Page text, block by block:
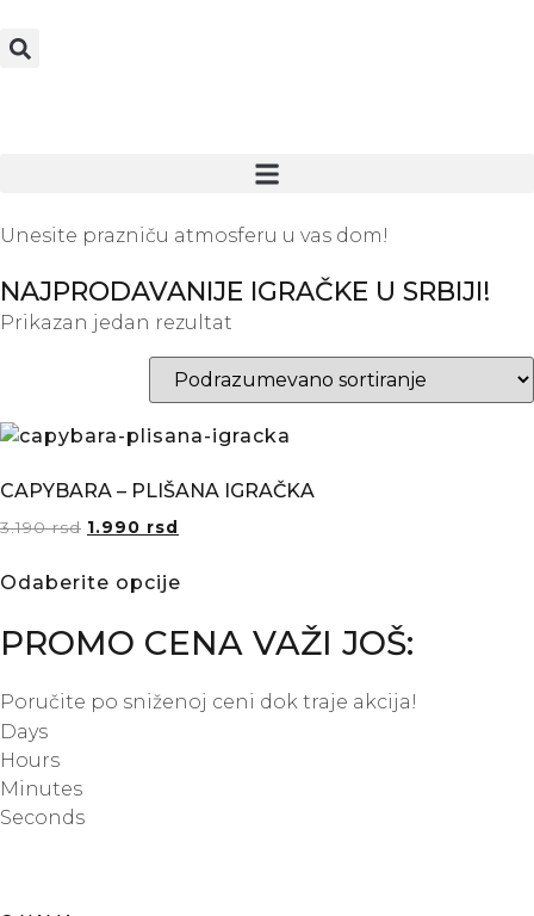
Unesite prazniču atmosferu u vas dom!
NAJPRODAVANIJE IGRAČKE U SRBIJI!
Prikazan jedan rezultat
CAPYBARA – PLIŠANA IGRAČKA
3.190rsd 1.990 rsd
Odaberite opcije
PROMO CENA VAŽI JOŠ:
Poručite po sniženoj ceni dok traje akcija!
Days
Hours
Minutes
Seconds